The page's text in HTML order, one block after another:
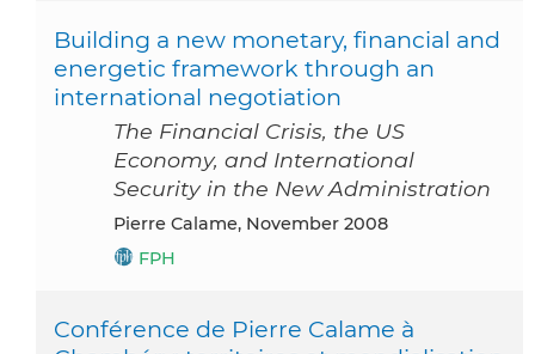
Building a new monetary, financial and
energetic framework through an
international negotiation
The Financial Crisis, the US
Economy, and International
Security in the New Administration
Pierre Calame, November 2008
FPH
Conférence de Pierre Calame à